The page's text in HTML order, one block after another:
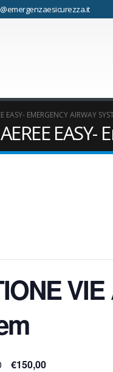
EASY- EMERGENCY AIRWAY
€150,00